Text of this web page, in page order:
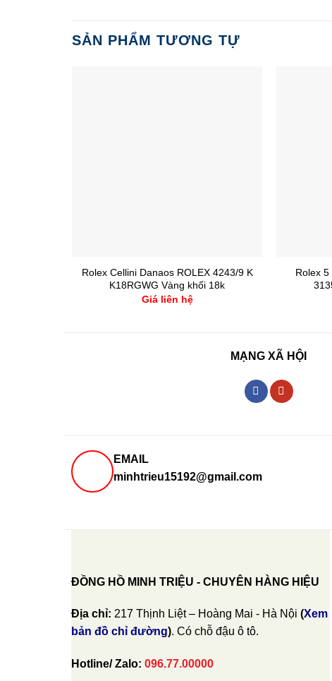
SẢN PHẨM TƯƠNG TỰ
Rolex Cellini Danaos ROLEX 4243/9 K
K18RGWG Vàng khối 18k
Giá liên hệ
Rolex
MẠNG XÃ HỘI
EMAIL
minhtrieu15192@gmail.com
ĐỒNG HỒ MINH TRIỆU - CHUYÊN HÀNG HIỆU
Địa chỉ: 217 Thịnh Liệt – Hoàng Mai - Hà Nội (Xem
bản đồ chỉ đường). Có chỗ đậu ô tô.
Hotline/ Zalo: 096.77.00000